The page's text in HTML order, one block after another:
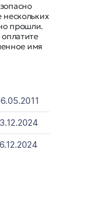
прошли.
имя